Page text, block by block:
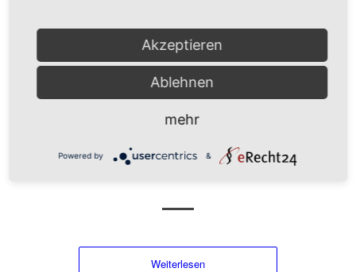
14. JANUAR 2014 VONHERIBERT REDERER
KRANKHEIT,
SEELISCHE
KONFLIKTE
Weiterlesen
Akzeptieren
Ablehnen
mehr
Powered by &